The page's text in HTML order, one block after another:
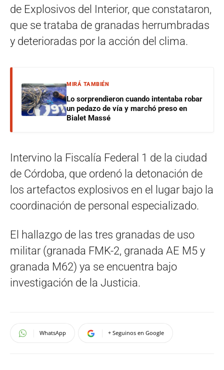
de Explosivos del Interior, que constataron,
que se trataba de granadas herrumbradas
y deterioradas por la acción del clima.
MIRÁ TAMBIÉN
Lo sorprendieron cuando intentaba robar
un pedazo de vía y marchó preso en
Bialet Massé
Intervino la Fiscalía Federal 1 de la ciudad
de Córdoba, que ordenó la detonación de
los artefactos explosivos en el lugar bajo la
coordinación de personal especializado.
El hallazgo de las tres granadas de uso
militar (granada FMK-2, granada AE M5 y
granada M62) ya se encuentra bajo
investigación de la Justicia.
WhatsApp + Seguinos en Google